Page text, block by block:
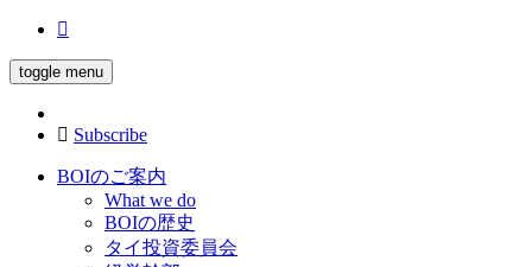
toggle menu
Subscribe
BOIのご案内
What we do
BOIの歴史
タイ投資委員会